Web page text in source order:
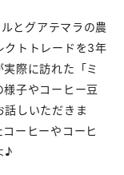
とグアテマラの農
クトトレードを3年
際に訪れた「ミ
子やコーヒー豆
話しいただきま
ーヒーやコーヒ
♪